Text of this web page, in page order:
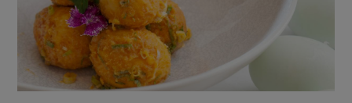
辛香料類
奶蛋豆・五穀
蛋 乳製品
麵食
海鮮
預購活動
把最好的台灣味帶回家！
防災用品預購圓滿結束
綠主張
觀點文章
主婦食堂 一籃菜真心話
關於合作社